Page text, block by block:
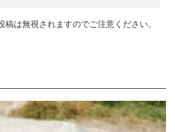
稿は無視されますのでご注意ください。